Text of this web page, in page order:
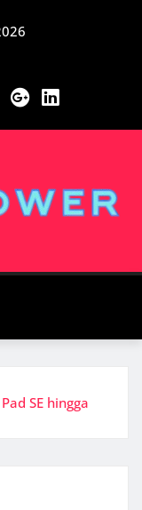
SE hingga